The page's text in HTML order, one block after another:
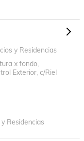
y Residencias
x fondo,
Exterior, c/Riel
Residencias